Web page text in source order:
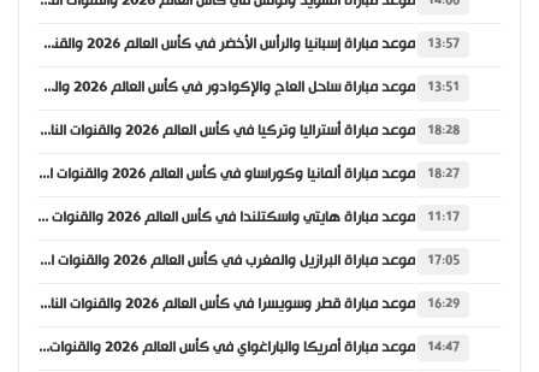
13:57 موعد مباراة إسبانيا والرأس الأخضر في كأس العالم 2026 والقنوات الناقلة
13:51 موعد مباراة ساحل العاج والإكوادور في كأس العالم 2026 والقنوات الناقلة
18:28 موعد مباراة أستراليا وتركيا في كأس العالم 2026 والقنوات الناقلة
18:27 موعد مباراة ألمانيا وكوراساو في كأس العالم 2026 والقنوات الناقلة
11:17 موعد مباراة هايتي واسكتلندا في كأس العالم 2026 والقنوات الناقلة
17:05 موعد مباراة البرازيل والمغرب في كأس العالم 2026 والقنوات الناقلة
16:29 موعد مباراة قطر وسويسرا في كأس العالم 2026 والقنوات الناقلة
14:47 موعد مباراة أمريكا والباراغواي في كأس العالم 2026 والقنوات الناقلة